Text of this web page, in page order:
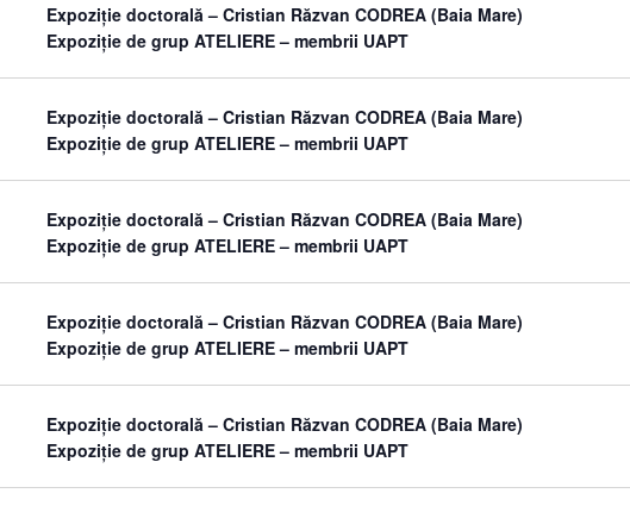
Expoziție doctorală – Cristian Răzvan CODREA (Baia Mare)
Expoziție de grup ATELIERE – membrii UAPT
Expoziție doctorală – Cristian Răzvan CODREA (Baia Mare)
Expoziție de grup ATELIERE – membrii UAPT
Expoziție doctorală – Cristian Răzvan CODREA (Baia Mare)
Expoziție de grup ATELIERE – membrii UAPT
Expoziție doctorală – Cristian Răzvan CODREA (Baia Mare)
Expoziție de grup ATELIERE – membrii UAPT
Expoziție doctorală – Cristian Răzvan CODREA (Baia Mare)
Expoziție de grup ATELIERE – membrii UAPT